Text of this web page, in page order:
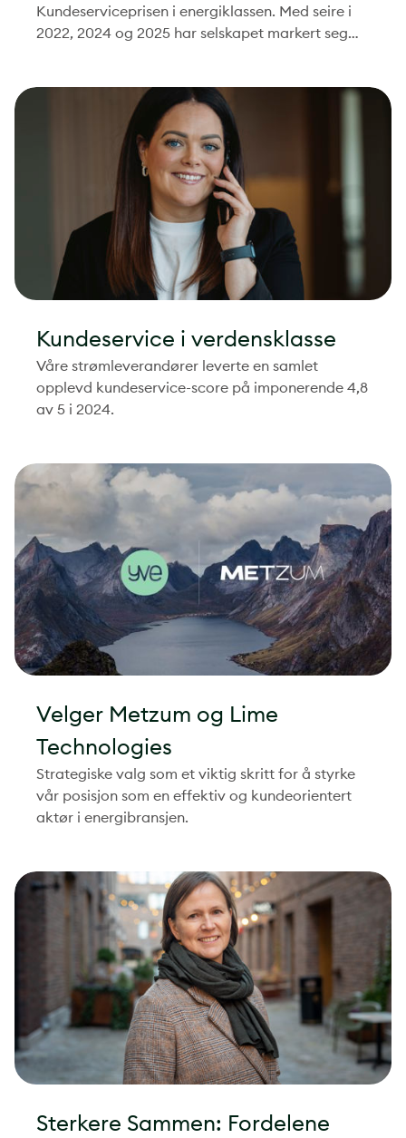
Kundeserviceprisen i energiklassen. Med seire i
2022, 2024 og 2025 har selskapet markert seg
Kundeservice i verdensklasse
Våre strømleverandører leverte en samlet
opplevd kundeservice-score på imponerende 4,8
av 5 i 2024.
Velger Metzum og Lime
Technologies
Strategiske valg som et viktig skritt for å styrke
vår posisjon som en effektiv og kundeorientert
aktør i energibransjen.
Sterkere Sammen: Fordelene